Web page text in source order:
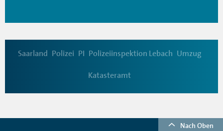
Saarland Polizei PI Polizeiinspektion Lebach Umzug
Katasteramt
Nach Oben